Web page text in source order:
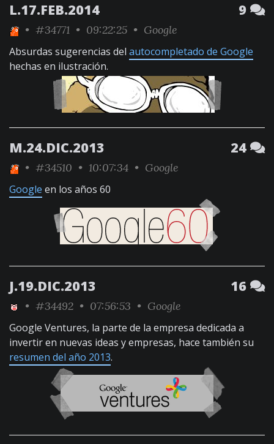
L.17.FEB.2014 9
• #34771 • 09:22:25 • Google
Absurdas sugerencias del autocompletado de Google
hechas en ilustración.
M.24.DIC.2013 24
• #34510 • 10:07:34 • Google
Google en los años 60
J.19.DIC.2013 16
• #34492 • 07:56:53 • Google
Google Ventures, la parte de la empresa dedicada a
invertir en nuevas ideas y empresas, hace también su
resumen del año 2013.